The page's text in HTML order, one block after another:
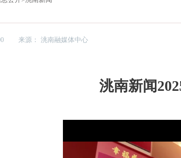
来源：洮南融媒体中心
洮南新闻